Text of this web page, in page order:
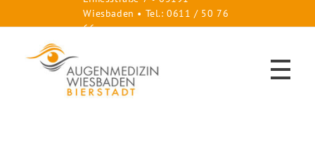
Wiesbaden • Tel.: 0611 / 50 76
66